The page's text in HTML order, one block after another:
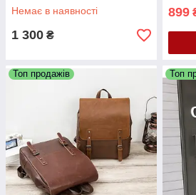
Немає в наявності
1 300 ₴
899
Топ продажів Топ